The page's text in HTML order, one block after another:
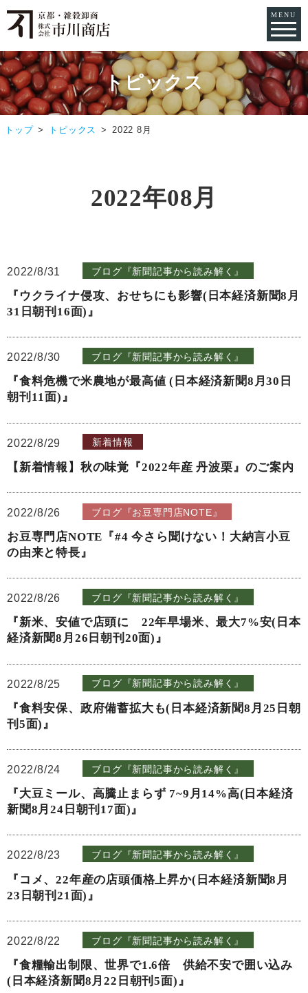
MENU
トピックス
トップ トピックス 2022 8月
2022年08月
2022/8/31 ブログ『新聞記事から読み解く』
『ウクライナ侵攻、おせちにも影響(日本経済新聞8月
31日朝刊16面)』
2022/8/30 ブログ『新聞記事から読み解く』
『食料危機で米農地が最高値 (日本経済新聞8月30日
朝刊11面)』
2022/8/29 新着情報
【新着情報】秋の味覚『2022年産 丹波栗』のご案内
2022/8/26 ブログ『お豆専門店NOTE』
お豆専門店NOTE『#4 今さら聞けない！大納言小豆
の由来と特長』
2022/8/26 ブログ『新聞記事から読み解く』
『新米、安値で店頭に 22年早場米、最大7%安(日本
経済新聞8月26日朝刊20面)』
2022/8/25 ブログ『新聞記事から読み解く』
『食料安保、政府備蓄拡大も(日本経済新聞8月25日朝
刊5面)』
2022/8/24 ブログ『新聞記事から読み解く』
『大豆ミール、高騰止まらず 7~9月14%高(日本経済
新聞8月24日朝刊17面)』
2022/8/23 ブログ『新聞記事から読み解く』
『コメ、22年産の店頭価格上昇か(日本経済新聞8月
23日朝刊21面)』
2022/8/22 ブログ『新聞記事から読み解く』
『食糧輸出制限、世界で1.6倍 供給不安で囲い込み
(日本経済新聞8月22日朝刊5面)』